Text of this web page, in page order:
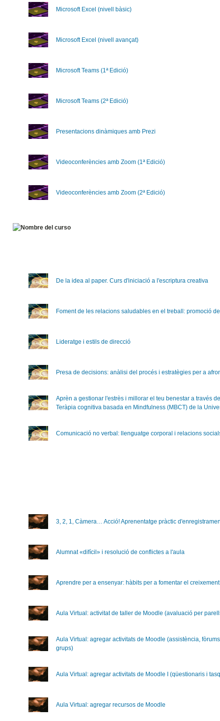
Microsoft Excel (nivell bàsic)
Microsoft Excel (nivell avançat)
Microsoft Teams (1ª Edició)
Microsoft Teams (2ª Edició)
Presentacions dinàmiques amb Prezi
Videoconferències amb Zoom (1ª Edició)
Videoconferències amb Zoom (2ª Edició)
De la idea al paper. Curs d'iniciació a l'escriptura creativa
Foment de les relacions saludables en el treball: promoció
Lideratge i estils de direcció
Presa de decisions: anàlisi del procés i estratègies per a
Aprèn a gestionar l'estrès i millorar el teu benestar a través
Teràpia cognitiva basada en Mindfulness (MBCT) de la
Comunicació no verbal: llenguatge corporal i relacions
3, 2, 1, Càmera… Acció! Aprenentatge pràctic
Alumnat «difícil» i resolució de conflictes a l'aula
Aprendre per a ensenyar: hàbits per a fomentar el
Aula Virtual: activitat de taller de Moodle (avaluació per
Aula Virtual: agregar activitats de Moodle (assistència,
grups)
Aula Virtual: agregar activitats de Moodle I (qüestionaris i
Aula Virtual: agregar recursos de Moodle